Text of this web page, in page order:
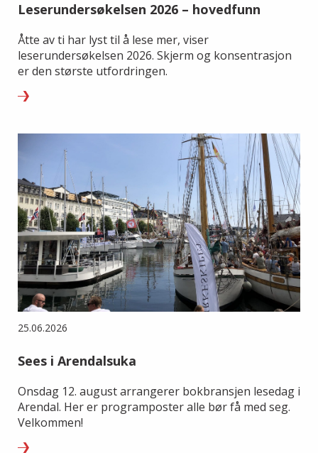
Leserundersøkelsen 2026 – hovedfunn
Åtte av ti har lyst til å lese mer, viser
leserundersøkelsen 2026. Skjerm og konsentrasjon
er den største utfordringen.
25.06.2026
Sees i Arendalsuka
Onsdag 12. august arrangerer bokbransjen lesedag i
Arendal. Her er programposter alle bør få med seg.
Velkommen!